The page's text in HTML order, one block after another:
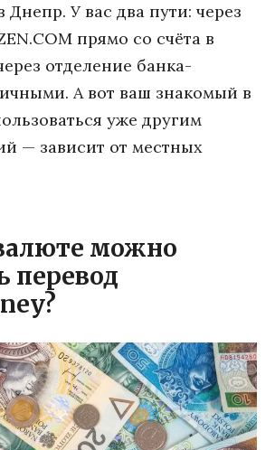
Днепр. У вас два пути: через
прямо со счёта в
отделение банка-
А вот ваш знакомый в
уже другим
— зависит от местных
можно
перевод